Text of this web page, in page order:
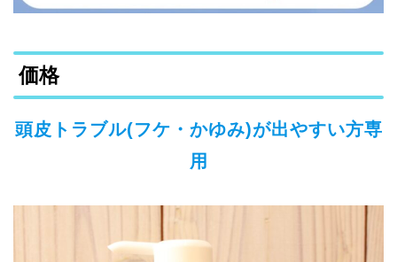
価格
頭皮トラブル(フケ・かゆみ)が出やすい方専
用